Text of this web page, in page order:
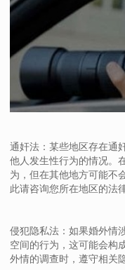
通奸法：某些地区存在通
他人发生性行为的情况。
为，但在其他地方可能不
此请咨询您所在地区的法
侵犯隐私法：如果婚外情
空间的行为，这可能会构
外情的调查时，遵守相关